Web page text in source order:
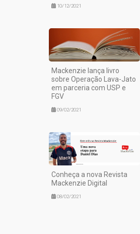
10/12/2021
Mackenzie lança livro
sobre Operação Lava-Jato
em parceria com USP e
FGV
09/02/2021
Conheça a nova Revista
Mackenzie Digital
08/02/2021